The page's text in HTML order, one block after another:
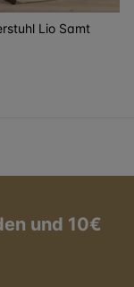
Lio Samt
und 10€